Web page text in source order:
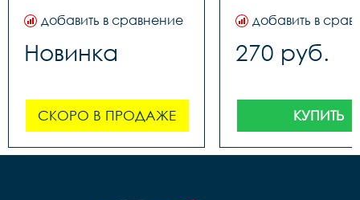
добавить в сравнение
Новинка
СКОРО В ПРОДАЖЕ
добавить в
270 руб.
КУПИТЬ